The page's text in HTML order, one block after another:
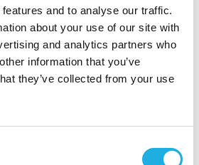
and to analyse our traffic.
about your use of our site with
and analytics partners who
information that you’ve
they’ve collected from your use
ja
näkyvät